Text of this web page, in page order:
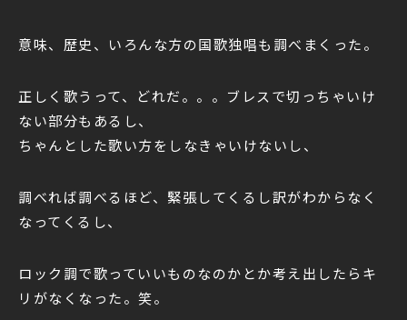
意味、歴史、いろんな方の国歌独唱も調べまくった。
正しく歌うって、どれだ。。。ブレスで切っちゃいけ
ない部分もあるし、
ちゃんとした歌い方をしなきゃいけないし、
調べれば調べるほど、緊張してくるし訳がわからなく
なってくるし、
ロック調で歌っていいものなのかとか考え出したらキ
リがなくなった。笑。